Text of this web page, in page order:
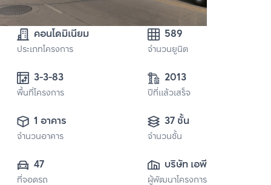
คอนโดมิเนียม
ประเภทโครงการ
589
จำนวนยูนิต
3-3-83
พื้นที่โครงการ
2013
ปีที่แล้วเสร็จ
1 อาคาร
จำนวนอาคาร
37 ชั้น
จำนวนชั้น
47
ที่จอดรถ
บริษัท เอพี (ไทย
แลนด์)
ผู้พัฒนาโครงการ